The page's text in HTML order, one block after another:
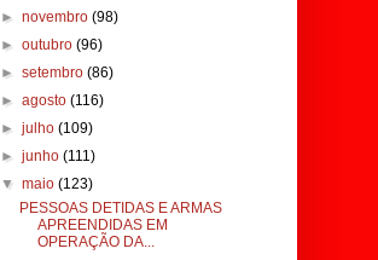
►novembro(98)
►outubro(96)
►setembro(86)
►agosto(116)
►julho(109)
►junho(111)
▼maio(123)
PESSOAS DETIDAS E ARMAS
APREENDIDAS EM
OPERAÇÃO DA...